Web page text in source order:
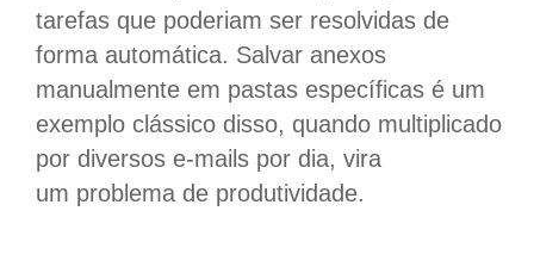
tarefas que poderiam ser resolvidas de
forma automática. Salvar anexos
manualmente em pastas específicas é um
exemplo clássico disso, quando multiplicado
por diversos e-mails por dia, vira
um problema de produtividade.